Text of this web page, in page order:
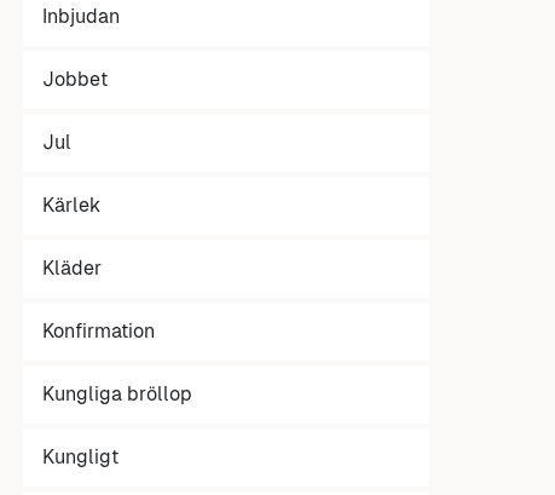
Inbjudan
Jobbet
Jul
Kärlek
Kläder
Konfirmation
Kungliga bröllop
Kungligt